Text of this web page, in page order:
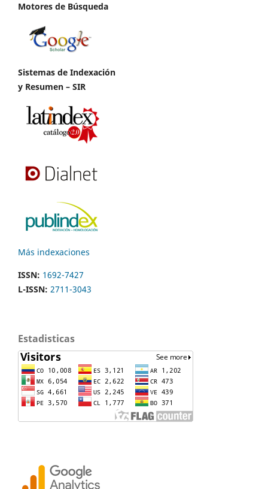
Motores de Búsqueda
Sistemas de Indexación
y Resumen – SIR
Más indexaciones
ISSN: 1692-7427
L-ISSN: 2711-3043
Estadisticas